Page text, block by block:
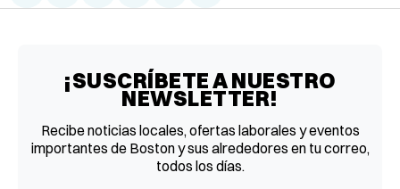
en
on
en
on
via
¡SUSCRÍBETE A NUESTRO
NEWSLETTER!
Recibe noticias locales, ofertas laborales y eventos
importantes de Boston y sus alrededores en tu correo,
todos los días.